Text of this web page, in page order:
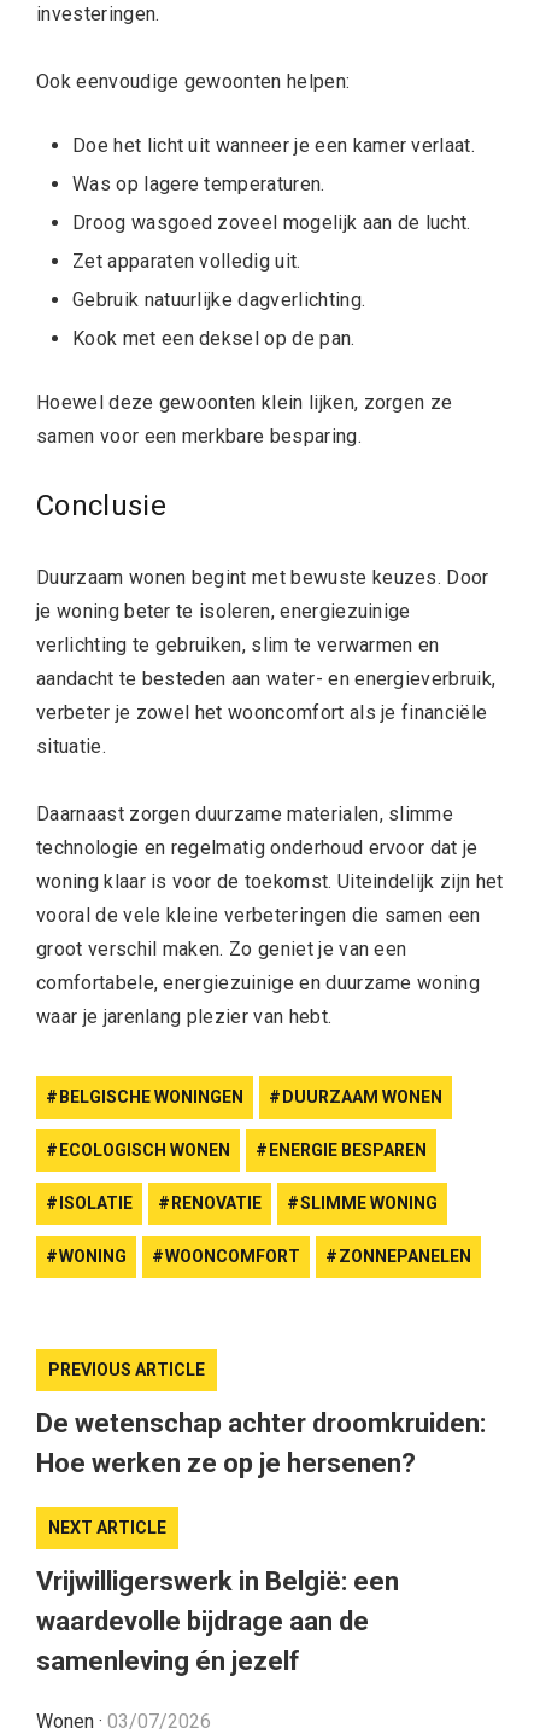
investeringen.
Ook eenvoudige gewoonten helpen:
Doe het licht uit wanneer je een kamer verlaat.
Was op lagere temperaturen.
Droog wasgoed zoveel mogelijk aan de lucht.
Zet apparaten volledig uit.
Gebruik natuurlijke dagverlichting.
Kook met een deksel op de pan.
Hoewel deze gewoonten klein lijken, zorgen ze
samen voor een merkbare besparing.
Conclusie
Duurzaam wonen begint met bewuste keuzes. Door
je woning beter te isoleren, energiezuinige
verlichting te gebruiken, slim te verwarmen en
aandacht te besteden aan water- en energieverbruik,
verbeter je zowel het wooncomfort als je financiële
situatie.
Daarnaast zorgen duurzame materialen, slimme
technologie en regelmatig onderhoud ervoor dat je
woning klaar is voor de toekomst. Uiteindelijk zijn het
vooral de vele kleine verbeteringen die samen een
groot verschil maken. Zo geniet je van een
comfortabele, energiezuinige en duurzame woning
waar je jarenlang plezier van hebt.
BELGISCHE WONINGEN DUURZAAM WONEN
ECOLOGISCH WONEN ENERGIE BESPAREN
ISOLATIE RENOVATIE SLIMME WONING
WONING WOONCOMFORT ZONNEPANELEN
PREVIOUS ARTICLE
De wetenschap achter droomkruiden:
Hoe werken ze op je hersenen?
NEXT ARTICLE
Vrijwilligerswerk in België: een
waardevolle bijdrage aan de
samenleving én jezelf
Wonen · 03/07/2026